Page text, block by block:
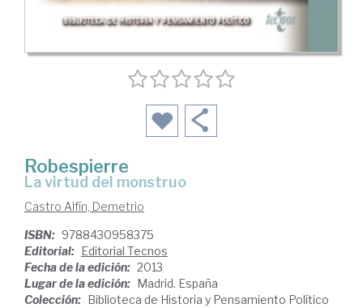
Robespierre
la virtud del monstruo
Castro Alfín, Demetrio
ISBN: 9788430958375
Editorial:
Editorial Tecnos
Fecha de la edición: 2013
Lugar de la edición:
Madrid. España
Colección:
Biblioteca de Historia y Pensamiento Político